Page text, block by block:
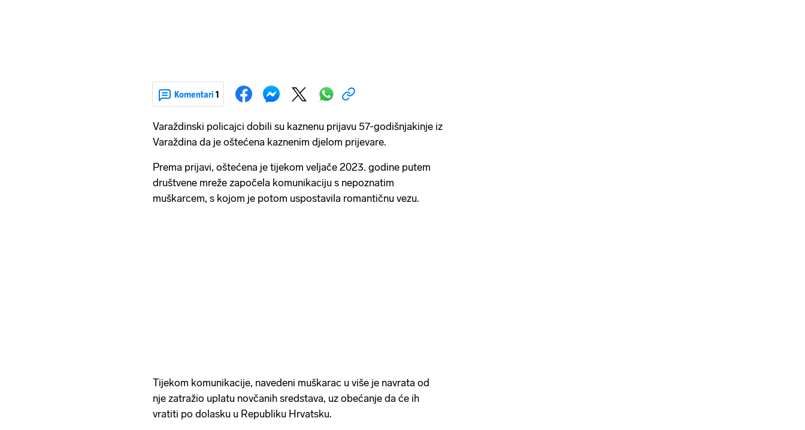
Komentari 1
Varaždinski policajci dobili su kaznenu prijavu 57-godišnjakinje iz
Varaždina da je oštećena kaznenim djelom prijevare.
Prema prijavi, oštećena je tijekom veljače 2023. godine putem
društvene mreže započela komunikaciju s nepoznatim
muškarcem, s kojom je potom uspostavila romantičnu vezu.
Tijekom komunikacije, navedeni muškarac u više je navrata od
nje zatražio uplatu novčanih sredstava, uz obećanje da će ih
vratiti po dolasku u Republiku Hrvatsku.